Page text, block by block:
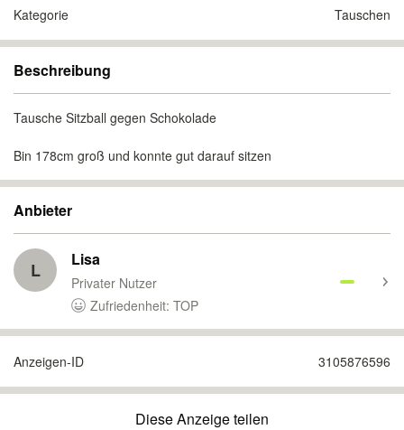
Kategorie Tauschen
Beschreibung
Tausche Sitzball gegen Schokolade
Bin 178cm groß und konnte gut darauf sitzen
Anbieter
L Lisa
Privater Nutzer
Zufriedenheit: TOP
Anzeigen-ID 3105876596
Diese Anzeige teilen